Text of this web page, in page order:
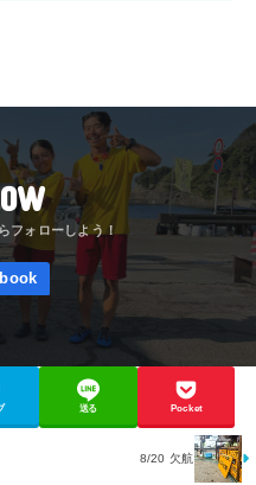
送る Pocket
8/20 欠航